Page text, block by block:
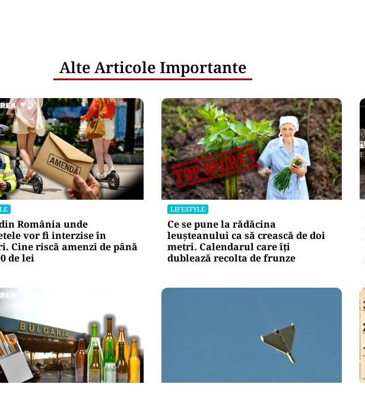
Alte Articole Importante
România unde
vor fi interzise în
Cine riscă amenzi de până
de lei
LIFESTYLE
Ce se pune la rădăcina
leușteanului ca să crească de doi
metri. Calendarul care îți
dublează recolta de frunze